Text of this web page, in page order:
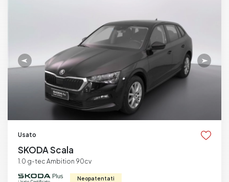
Usato
SKODA Scala
1.0 g-tec Ambition 90cv
Neopatentati